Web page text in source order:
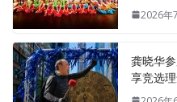
2026年
龚晓华
享竞选